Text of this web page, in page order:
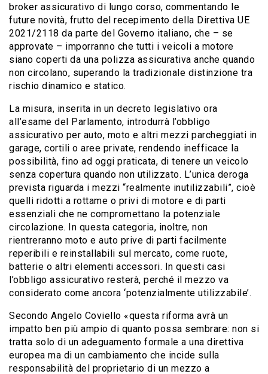
broker assicurativo di lungo corso, commentando le
future novità, frutto del recepimento della Direttiva UE
2021/2118 da parte del Governo italiano, che – se
approvate – imporranno che tutti i veicoli a motore
siano coperti da una polizza assicurativa anche quando
non circolano, superando la tradizionale distinzione tra
rischio dinamico e statico.
La misura, inserita in un decreto legislativo ora
all’esame del Parlamento, introdurrà l’obbligo
assicurativo per auto, moto e altri mezzi parcheggiati in
garage, cortili o aree private, rendendo inefficace la
possibilità, fino ad oggi praticata, di tenere un veicolo
senza copertura quando non utilizzato. L’unica deroga
prevista riguarda i mezzi “realmente inutilizzabili”, cioè
quelli ridotti a rottame o privi di motore e di parti
essenziali che ne compromettano la potenziale
circolazione. In questa categoria, inoltre, non
rientreranno moto e auto prive di parti facilmente
reperibili e reinstallabili sul mercato, come ruote,
batterie o altri elementi accessori. In questi casi
l’obbligo assicurativo resterà, perché il mezzo va
considerato come ancora ‘potenzialmente utilizzabile’.
Secondo Angelo Coviello «questa riforma avrà un
impatto ben più ampio di quanto possa sembrare: non si
tratta solo di un adeguamento formale a una direttiva
europea ma di un cambiamento che incide sulla
responsabilità del proprietario di un mezzo a